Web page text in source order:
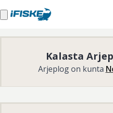
Kalasta
Arjeplog on kunta